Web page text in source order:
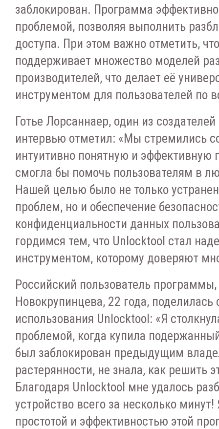
заблокирован. Программа
проблемой, позволяя выполнить
доступа. При этом важно отметить,
поддерживает множество моделей
производителей, что делает её
инструментом для пользователей по
Готье Лорсаннаер, один из
интервью отметил: «Мы стремились
интуитивно понятную и эффективную
смогла бы помочь пользователям в
Нашей целью было не только
проблем, но и обеспечение
конфиденциальности данных
гордимся тем, что Unlocktool стал
инструментом, которому доверяют
Российский пользователь
Новокрупинцева, 22 года,
использования Unlocktool: «Я
проблемой, когда купила
был заблокирован предыдущим
растерянности, не знала, как решить
Благодаря Unlocktool мне удалось
устройство всего за несколько
простотой и эффективностью этой